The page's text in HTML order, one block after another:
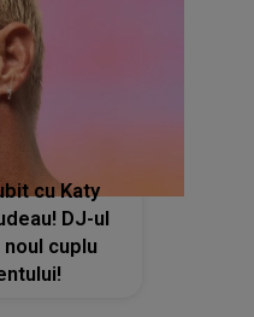
cu Katy
DJ-ul
cuplu